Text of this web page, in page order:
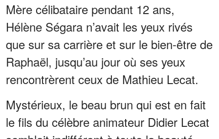
Mère célibataire pendant 12 ans,
Hélène Ségara n’avait les yeux rivés
que sur sa carrière et sur le bien-être de
Raphaël, jusqu’au jour où ses yeux
rencontrèrent ceux de Mathieu Lecat.
Mystérieux, le beau brun qui est en fait
le fils du célèbre animateur Didier Lecat